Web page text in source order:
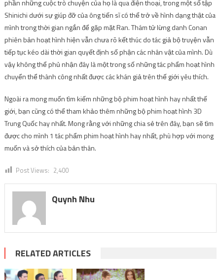
phần những cuộc trò chuyện của họ là qua điện thoại, trong một số tập
Shinichi dưới sự giúp đỡ của ông tiến sĩ có thể trở về hình dạng thật của
mình trong thời gian ngắn để gặp mặt Ran. Thám tử lừng danh Conan
phiên bản hoạt hình hiện vẫn chưa rõ kết thúc do tác giả bộ truyện vẫn
tiếp tục kéo dài thời gian quyết định số phận các nhân vật của mình. Dù
vậy không thể phủ nhận đây là một trong số những tác phẩm hoạt hình
chuyển thể thành công nhất được các khán giả trên thế giới yêu thích.
Ngoài ra mong muốn tìm kiếm những bộ phim hoạt hình hay nhất thế
giới, bạn cũng có thể tham khảo thêm những bộ phim hoạt hình 3D
Trung Quốc hay nhất. Mong rằng với những chia sẻ trên đây, bạn sẽ tìm
được cho mình 1 tác phẩm phim hoạt hình hay nhất, phù hợp với mong
muốn và sở thích của bản thân.
Post Views: 2,400
Quynh Nhu
RELATED ARTICLES